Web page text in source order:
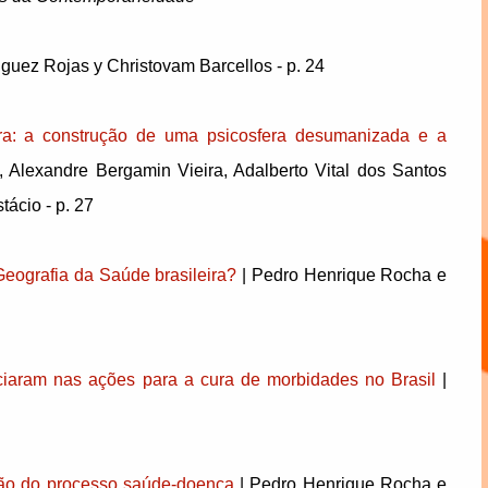
Rojas y Christovam Barcellos - p. 24
a construção de uma psicosfera desumanizada e a
Bergamin Vieira, Adalberto Vital dos Santos
- p. 27
da Saúde brasileira? | Pedro Henrique Rocha e
nas ações para a cura de morbidades no Brasil